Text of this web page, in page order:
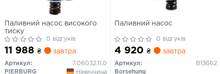
Паливний насос високого
тиску
0 відгуків
11 988 ₴ завтра
Артикул:
7.06032.11.0
PIERBURG
Німеччина
Паливний насос
0 відгуків
4 920 ₴ завтра
Артикул:
B13662
Borsehung